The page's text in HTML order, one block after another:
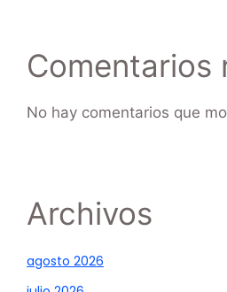
Comentarios
No hay comentarios que
Archivos
agosto 2026